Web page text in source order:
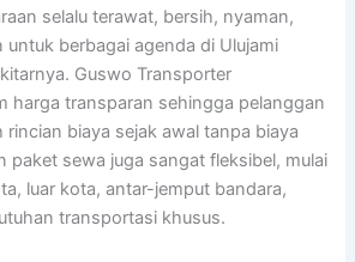
selalu terawat, bersih, nyaman,
untuk berbagai agenda di Ulujami
Guswo Transporter
harga transparan sehingga pelanggan
rincian biaya sejak awal tanpa biaya
paket sewa juga sangat fleksibel, mulai
luar kota, antar-jemput bandara,
transportasi khusus.